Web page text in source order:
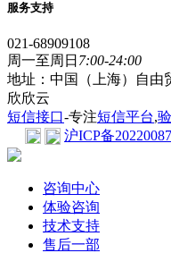
服务支持
021-68909108
周一至周日 7:00-24:00
地址：中国（上海）自由
欣欣云
短信接口-专注短信平台,
沪ICP备
咨询中心
体验咨询
技术支持
售后一部